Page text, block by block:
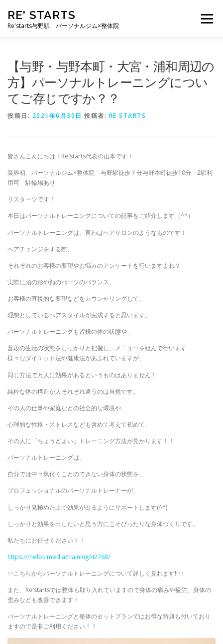
RE' STARTS
Re'starts与野駅 パーソナルジム×整体院
メニュー
ブログ よくあるご質問
【与野・与野本町・大宮・浦和周辺の
方】パーソナルトレーニングについ
てご存じですか？？
投稿日: 2021年6月30日 投稿者: RE STARTS
皆さんこんにちは！Re’starts代表の山本です！
業界初、パーソナルジム×整体院 与野駅徒歩７分与野本町徒歩10分 2駅利
用可 駐輪場あり
リスターツです！
本日はパーソナルトレーニングについての記事をご紹介します（^^）
パーソナルトレーニングは、言わばヘアサロンのようなものです！
ヘアチェンジをする際、
それぞれのお客様の要望やお悩みのアンケートを行いますよね？
実際に頭の形や顔のパーツのバランス、
お客様の直接的な要望などをカウンセリングして、
理想としているヘアスタイルが完成すると思います。
パーソナルトレーニングも皆様の体の状態や、
普段の生活の状態をしっかりと把握し、メニューを組んで行います
様々なダイエット法や健康法があふれていますが、
同じ方法で万人に効果があるというものはありません！
純粋な体の構造が人それぞれ違うのは当然です。
その人の仕事や家庭などの社会的な環境や、
心理的な性格・ストレスなども含めて考えて初めて、
その人に「ちょうどよい」トレーニング方法が見かります！！
パーソナルトレーニングは、
自分では中々気付くことのできない身体の状態を、
プロフェッショナルのパーソナルトレーナーが、
しっかり見極めた上で効果が出るようにサポートします(^^)
しっかりと効果を出したいと思う方にこそぴったりな身体づくりです。
私たちにお任せください！！
https://melos.media/training/42768/
↑↑こちらからパーソナルトレーニングについて詳しく見れます‼↑↑
また、Re’startsでは整体も取り入れていますので身体の痛みや疲労、身体の
歪みなども改善できます！
パーソナルトレーニングと整体のセットプランではお得な特典も付いており
ますので是非ご利用ください！！